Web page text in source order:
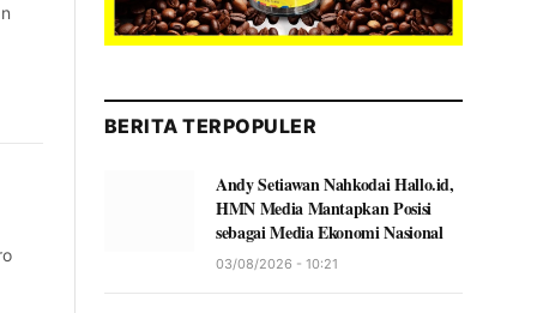
BERITA TERPOPULER
Andy Setiawan Nahkodai Hallo.id,
HMN Media Mantapkan Posisi
sebagai Media Ekonomi Nasional
03/08/2026 - 10:21